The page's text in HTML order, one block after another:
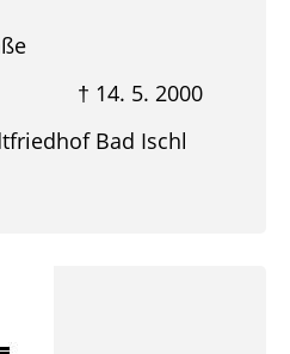
14. 5. 2000
Bad Ischl